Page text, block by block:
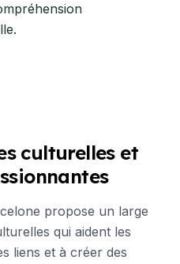
culturelles et
propose un large
qui aident les
liens et à créer des